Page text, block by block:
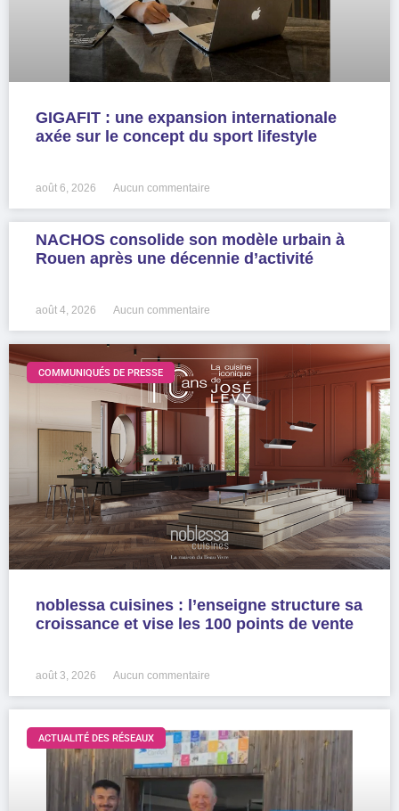
GIGAFIT : une expansion internationale
axée sur le concept du sport lifestyle
août 6, 2026 Aucun commentaire
NACHOS consolide son modèle urbain à
Rouen après une décennie d’activité
août 4, 2026 Aucun commentaire
COMMUNIQUÉS DE PRESSE
noblessa cuisines : l’enseigne structure sa
croissance et vise les 100 points de vente
août 3, 2026 Aucun commentaire
ACTUALITÉ DES RÉSEAUX